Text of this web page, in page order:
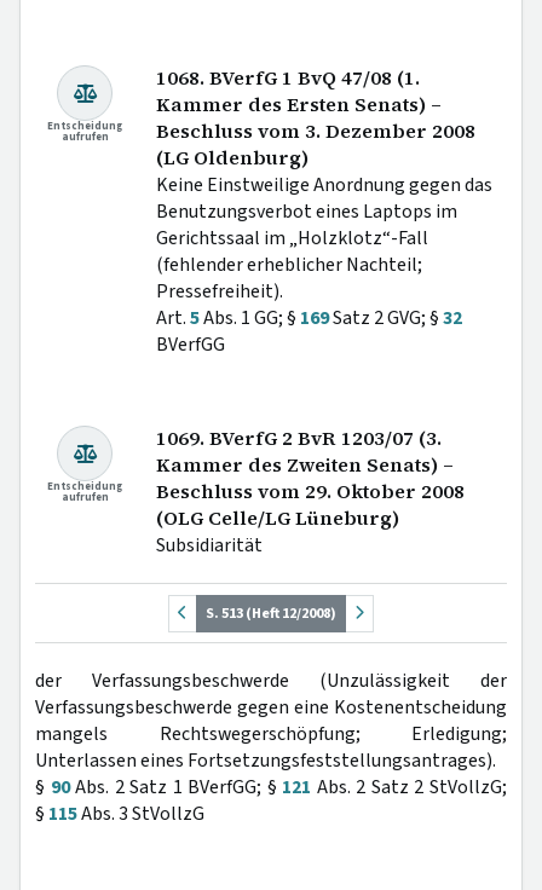
Entscheidung
aufrufen
1068. BVerfG 1 BvQ 47/08 (1.
Kammer des Ersten Senats) –
Beschluss vom 3. Dezember 2008
(LG Oldenburg)
Keine Einstweilige Anordnung gegen das
Benutzungsverbot eines Laptops im
Gerichtssaal im „Holzklotz“-Fall
(fehlender erheblicher Nachteil;
Pressefreiheit).
Art.5Abs. 1 GG; § 169Satz 2 GVG; §32
BVerfGG
Entscheidung
aufrufen
1069. BVerfG 2 BvR 1203/07 (3.
Kammer des Zweiten Senats) –
Beschluss vom 29. Oktober 2008
(OLG Celle/LG Lüneburg)
Subsidiarität
S. 513 (Heft 12/2008)
der Verfassungsbeschwerde (Unzulässigkeit der
Verfassungsbeschwerde gegen eine Kostenentscheidung
mangels Rechtswegerschöpfung; Erledigung;
Unterlassen eines Fortsetzungsfeststellungsantrages).
§ 90Abs. 2 Satz 1 BVerfGG; § 121 Abs. 2 Satz 2 StVollzG;
§ 115Abs. 3 StVollzG